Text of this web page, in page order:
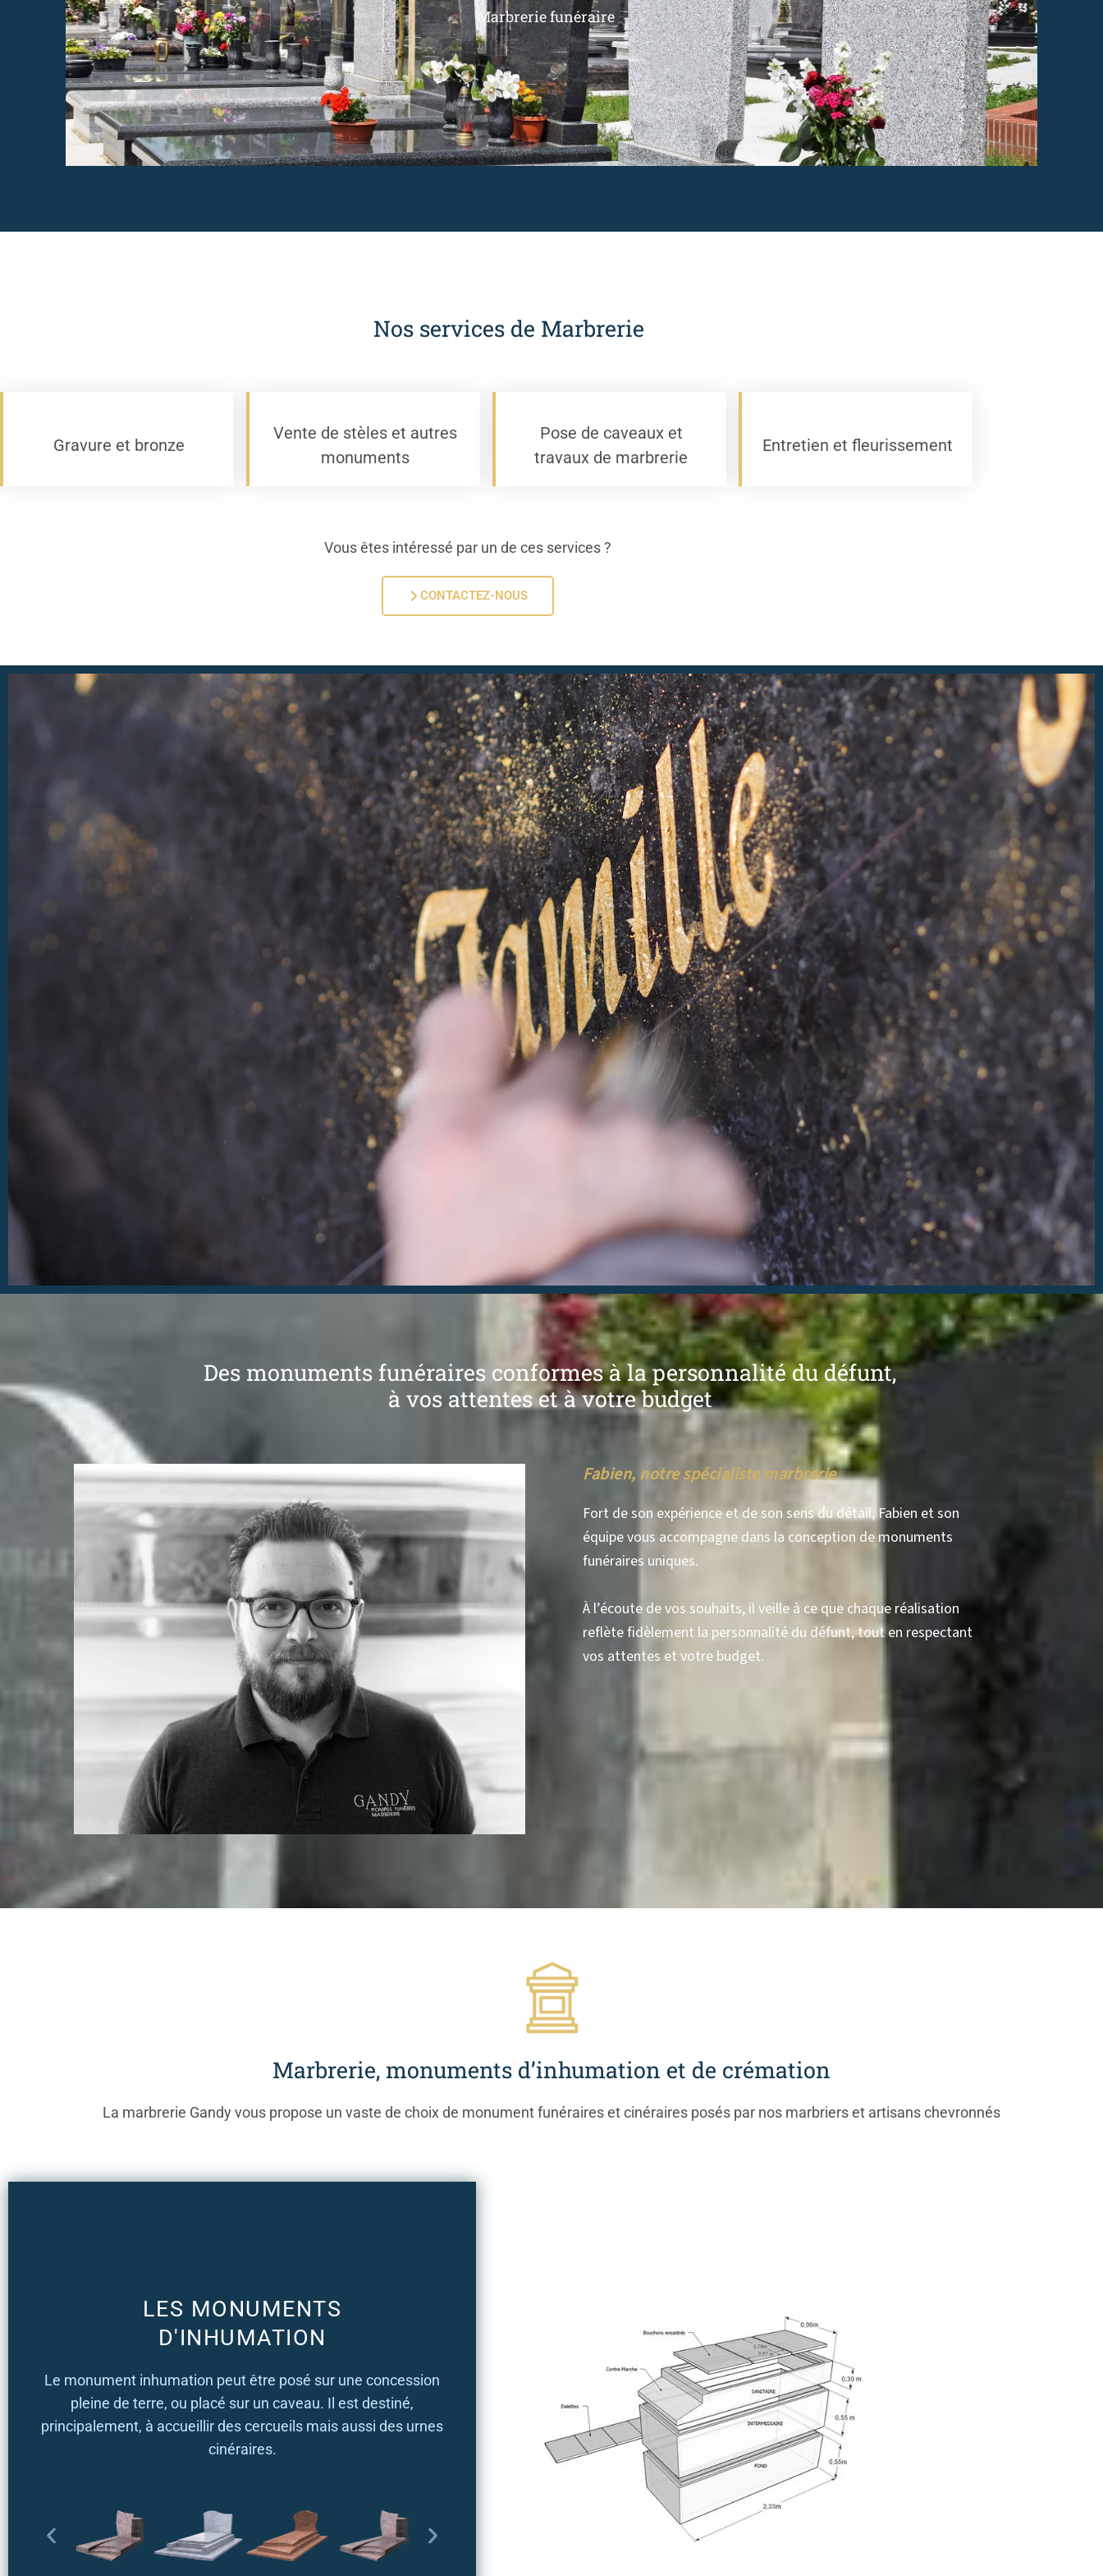
Marbrerie funéraire
Nos services de Marbrerie
Gravure et bronze
Vente de stèles et autres
monuments
Pose de caveaux et
travaux de marbrerie
Entretien et fleurissement
Vous êtes intéressé par un de ces services ?
CONTACTEZ-NOUS
Des monuments funéraires conformes à la personnalité du défunt,
à vos attentes et à votre budget
Fabien, notre spécialiste marbrerie
Fort de son expérience et de son sens du détail, Fabien et son
équipe vous accompagne dans la conception de monuments
funéraires uniques.
À l’écoute de vos souhaits, il veille à ce que chaque réalisation
reflète fidèlement la personnalité du défunt, tout en respectant
vos attentes et votre budget.
Marbrerie, monuments d’inhumation et de crémation
La marbrerie Gandy vous propose un vaste de choix de monument funéraires et cinéraires posés par nos marbriers et artisans chevronnés
LES MONUMENTS
D'INHUMATION
​Le monument inhumation peut être posé sur une concession
pleine de terre, ou placé sur un caveau. Il est destiné,
principalement, à accueillir des cercueils mais aussi des urnes
cinéraires.